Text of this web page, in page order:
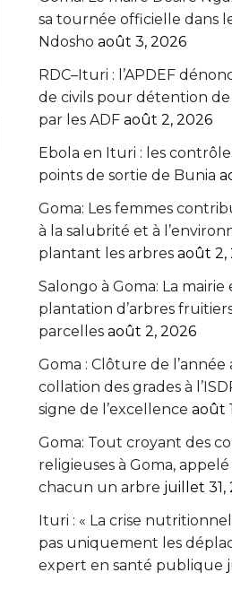
sa tournée officielle dans
Ndosho août 3, 2026
RDC–Ituri : l’APDEF
de civils pour détention de
par les ADF août 2, 2026
Ebola en Ituri : les
points de sortie de Bunia
Goma: Les femmes
à la salubrité et à
plantant les arbres août 2,
Salongo à Goma: La mairie
plantation d’arbres
parcelles août 2, 2026
Goma : Clôture de
collation des grades à
signe de l’excellence août
Goma: Tout croyant des
religieuses à Goma,
chacun un arbre juillet 31,
Ituri : « La crise
pas uniquement les
expert en santé publique